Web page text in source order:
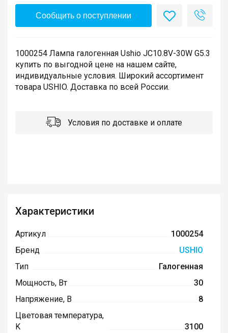
Сообщить о поступлении
1000254 Лампа галогенная Ushio JC10.8V-30W G5.3
купить по выгодной цене на нашем сайте,
индивидуальные условия. Широкий ассортимент
товара USHIO. Доставка по всей России.
Условия по доставке и оплате
Характеристики
Артикул
1000254
Бренд
USHIO
Тип
Галогенная
Мощность, Вт
30
Напряжение, В
8
Цветовая температура,
K
3100